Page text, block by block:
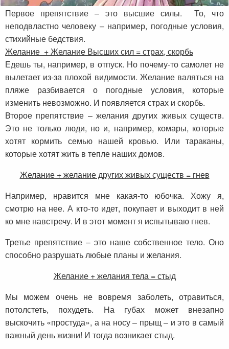
Первое препятствие – это высшие силы. То, что
неподвластно человеку – например, погодные условия,
стихийные бедствия.
Желание + Желание Высших сил = страх, скорбь
Едешь ты, например, в отпуск. Но почему-то самолет не
вылетает из-за плохой видимости. Желание валяться на
пляже разбивается о погодные условия, которые
изменить невозможно. И появляется страх и скорбь.
Второе препятствие – желания других живых существ.
Это не только люди, но и, например, комары, которые
хотят кормить семью нашей кровью. Или тараканы,
которые хотят жить в тепле наших домов.
Желание + желание других живых существ = гнев
Например, нравится мне какая-то юбочка. Хожу я,
смотрю на нее. А кто-то идет, покупает и выходит в ней
ко мне навстречу. И в этот момент я испытываю гнев.
Третье препятствие – это наше собственное тело. Оно
способно разрушать любые планы и желания.
Желание + желания тела = стыд
Мы можем очень не вовремя заболеть, отравиться,
потолстеть, похудеть. На губах может внезапно
выскочить «простуда», а на носу – прыщ – и это в самый
важный день жизни! И тогда возникает стыд.